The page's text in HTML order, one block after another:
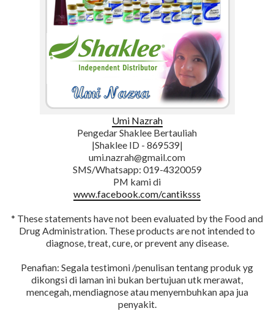
Umi Nazrah
Pengedar Shaklee Bertauliah
|Shaklee ID - 869539|
umi.nazrah@gmail.com
SMS/Whatsapp: 019-4320059
PM kami di
www.facebook.com/cantiksss
* These statements have not been evaluated by the Food and
Drug Administration. These products are not intended to
diagnose, treat, cure, or prevent any disease.
Penafian: Segala testimoni /penulisan tentang produk yg
dikongsi di laman ini bukan bertujuan utk merawat,
mencegah, mendiagnose atau menyembuhkan apa jua
penyakit.